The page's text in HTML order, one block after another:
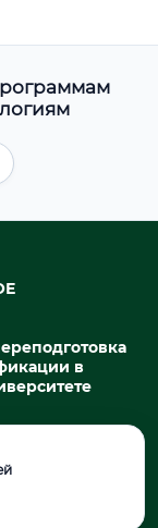
в
активная ссылка